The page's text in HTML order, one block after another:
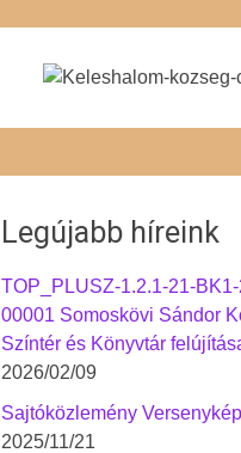
Legújabb híreink
TOP_PLUSZ-1.2.1-21-
00001 Somoskövi Sándor
Színtér és Könyvtár
2026/02/09
Sajtóközlemény
2025/11/21